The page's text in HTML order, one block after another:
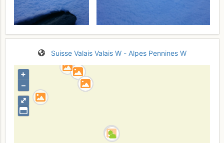
Suisse Valais Valais W - Alpes Pennines W
⤢
+
–